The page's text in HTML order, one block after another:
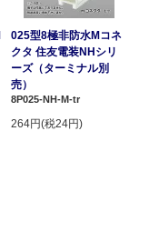
025型8極非防水Mコネ
クタ 住友電装NHシリ
ーズ（ターミナル別
売）
8P025-NH-M-tr
264円(税24円)